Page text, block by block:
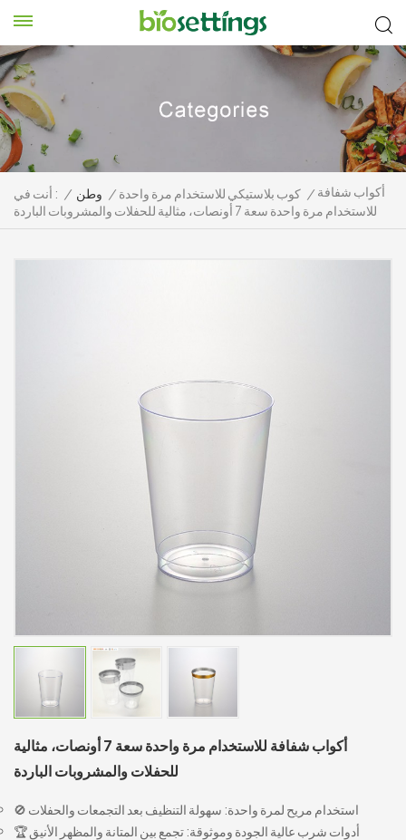
أنت في : / وطن / كوب بلاستيكي للاستخدام مرة واحدة / أكواب شفافة
للاستخدام مرة واحدة سعة 7 أونصات، مثالية للحفلات والمشروبات الباردة
أكواب شفافة للاستخدام مرة واحدة سعة 7 أونصات، مثالية
للحفلات والمشروبات الباردة
🚫 استخدام مريح لمرة واحدة: سهولة التنظيف بعد التجمعات والحفلات
🏆 أدوات شرب عالية الجودة وموثوقة: تجمع بين المتانة والمظهر الأنيق